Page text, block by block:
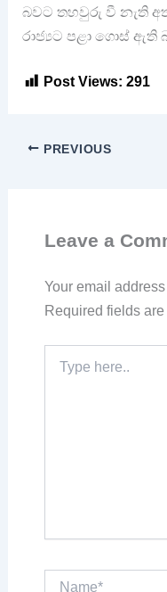
බවට තහවුරු වී නැති
රාජ්‍යට පළා ගොස් ඇති
Post Views: 291
PREVIOUS
Leave a
Your email
Required fields are
here..
Name*